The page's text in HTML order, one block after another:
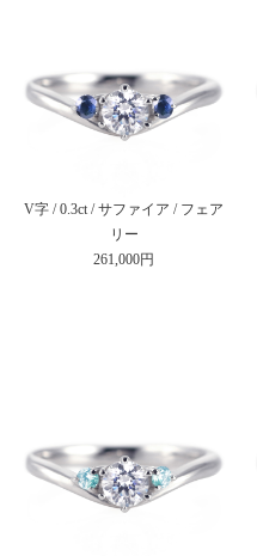
V字 / 0.3ct / サファイア / フェア
リー
261,000円